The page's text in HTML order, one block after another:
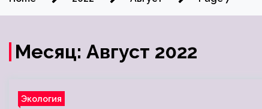
Месяц: Август 2022
Экология